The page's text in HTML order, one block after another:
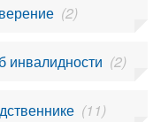
(2)
инвалидности (2)
(11)